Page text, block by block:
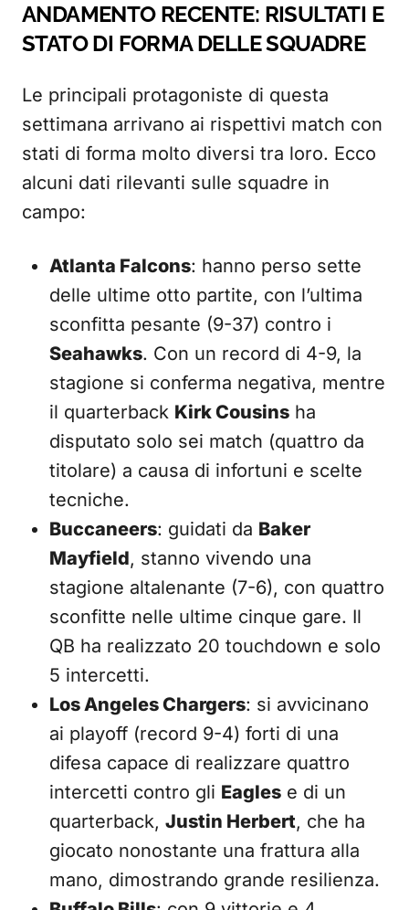
ANDAMENTO RECENTE: RISULTATI E
STATO DI FORMA DELLE SQUADRE
Le principali protagoniste di questa
settimana arrivano ai rispettivi match con
stati di forma molto diversi tra loro. Ecco
alcuni dati rilevanti sulle squadre in
campo:
Atlanta Falcons: hanno perso sette
delle ultime otto partite, con l’ultima
sconfitta pesante (9-37) contro i
Seahawks. Con un record di 4-9, la
stagione si conferma negativa, mentre
il quarterback Kirk Cousins ha
disputato solo sei match (quattro da
titolare) a causa di infortuni e scelte
tecniche.
Buccaneers: guidati da Baker
Mayfield, stanno vivendo una
stagione altalenante (7-6), con quattro
sconfitte nelle ultime cinque gare. Il
QB ha realizzato 20 touchdown e solo
5 intercetti.
Los Angeles Chargers: si avvicinano
ai playoff (record 9-4) forti di una
difesa capace di realizzare quattro
intercetti contro gli Eagles e di un
quarterback, Justin Herbert, che ha
giocato nonostante una frattura alla
mano, dimostrando grande resilienza.